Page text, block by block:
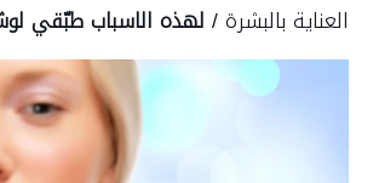
العناية بالبشرة/ لهذه الاسباب طبّقي